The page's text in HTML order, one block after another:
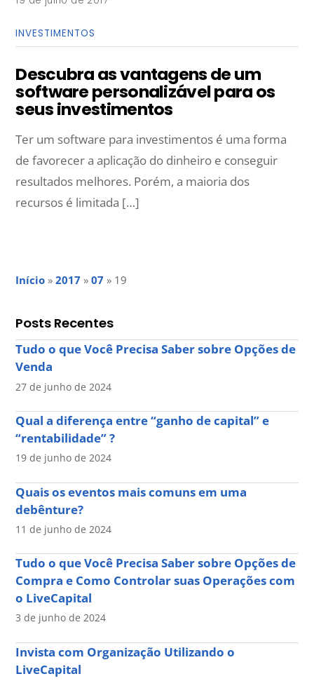
INVESTIMENTOS
Descubra as vantagens de um
software personalizável para os
seus investimentos
Ter um software para investimentos é uma forma
de favorecer a aplicação do dinheiro e conseguir
resultados melhores. Porém, a maioria dos
recursos é limitada […]
Início » 2017 » 07 » 19
Posts Recentes
Tudo o que Você Precisa Saber sobre Opções de
Venda
27 de junho de 2024
Qual a diferença entre “ganho de capital” e
“rentabilidade” ?
19 de junho de 2024
Quais os eventos mais comuns em uma
debênture?
11 de junho de 2024
Tudo o que Você Precisa Saber sobre Opções de
Compra e Como Controlar suas Operações com
o LiveCapital
3 de junho de 2024
Invista com Organização Utilizando o
LiveCapital